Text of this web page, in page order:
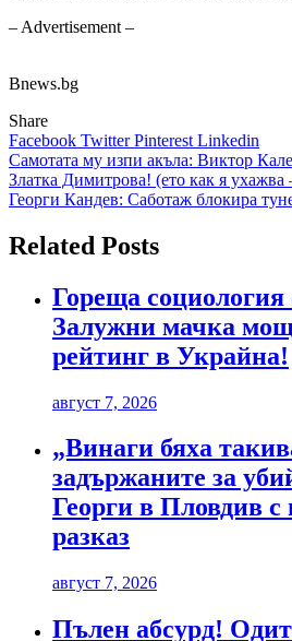
– Advertisement –
Bnews.bg
Share
Facebook TwitterPinterest Linkedin
Навигация
Самотата му изпи акъла: Виктор
Златка Димитрова! (ето как я
Георги Кандев: Саботаж блокира
Related Posts
Гореща социология
Залужни мачка
рейтинг в Украйна!
август 7, 2026
„Винаги бяха
задържаните за
Георги в Пловдив с
разказ
август 7, 2026
Пълен абсурд!